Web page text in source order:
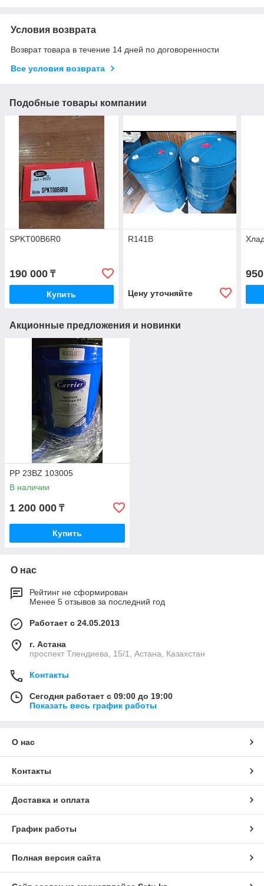
Условия возврата
Возврат товара в течение 14 дней по договоренности
Все условия возврата
Подобные товары компании
SPKT00B6R0
190 000 ₸
Купить
R141B
Цену уточняйте
Акционные предложения и новинки
PP 23BZ 103005
В наличии
1 200 000 ₸
Купить
О нас
Рейтинг не сформирован
Менее 5 отзывов за последний год
Работает с 24.05.2013
г. Астана
проспект Тлендиева, 15/1, Астана, Казахстан
Контакты
Сегодня работает с 09:00 до 19:00
Показать весь график работы
О нас
Контакты
Доставка и оплата
График работы
Полная версия сайта